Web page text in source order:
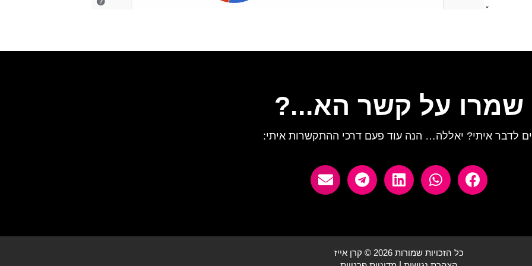
שמרו על קשר הא...?
לדבר איתי? יאללה… הנה עוד פעם דרכי ההתקשרות איתי:
כל הזכויות שמורות 2026 © קרן אייז